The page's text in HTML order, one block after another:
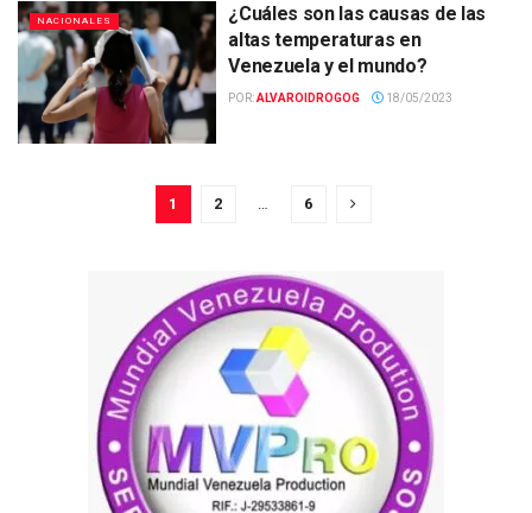
NACIONALES
¿Cuáles son las causas de las
altas temperaturas en
Venezuela y el mundo?
POR:ALVAROIDROGOG 18/05/2023
1 2 6